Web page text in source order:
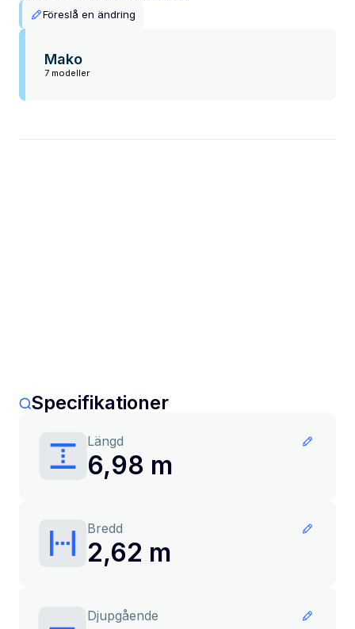
Föreslå en ändring
Mako
7 modeller
Specifikationer
Längd
6,98 m
Bredd
2,62 m
Djupgående